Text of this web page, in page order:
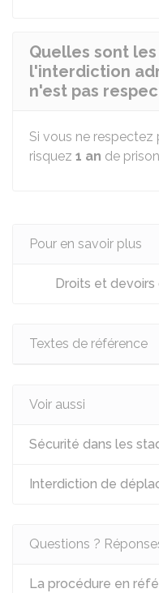
Quelles sont
l'interdiction
n'est pas
Si vous ne respectez
risquez 1 an de
Pour en savoir plus
Droits et
Textes de référence
Voir aussi
Sécurité dans les
Interdiction de
Questions ?
La procédure en